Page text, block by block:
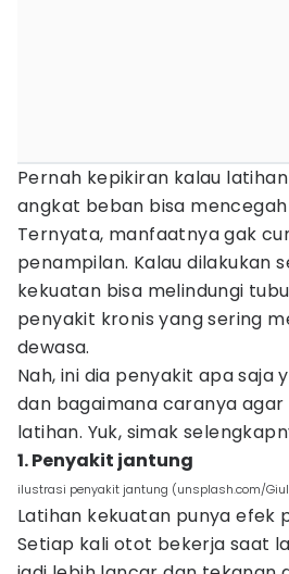
Pernah kepikiran kalau latihan
angkat beban bisa mencegah
Ternyata, manfaatnya gak
penampilan. Kalau dilakukan
kekuatan bisa melindungi
penyakit kronis yang sering
dewasa.
Nah, ini dia penyakit apa saja
dan bagaimana caranya
latihan. Yuk, simak
1. Penyakit jantung
ilustrasi penyakit jantung (unsplash.com/
Latihan kekuatan punya efek
Setiap kali otot bekerja saat